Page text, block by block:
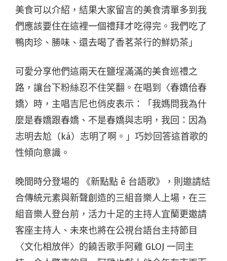
美食可以介紹，結果大家留言的美食清單多到我
們應該要住在這裡一個禮拜才吃得完。我們吃了
鴨肉珍、勝味、還去喝了香茗茶行的鮮奶茶」
可愛分享他們這兩天在鹽埕滿滿的美食巡禮之
路，讓台下粉絲忍不住笑翻。在唱到〈春嬌佮春
嬌〉時，主唱吉尼也俏皮表示：「我媽問我為什
麼是春嬌跟春嬌、不是春嬌與志明，我回：因為
志明去尬（ká）志明了啊。」巧妙回答這首歌的
性傾向意識。
晚間時分登場的 《新點點 ê 台語歌》，則邀請結
合傳統元素與新聲創造的三組音樂人上場，在三
組音樂人登台前，活力十足的主持人宜蘭更邀請
客座主持人、未來也將在公視台語台主持節目
〈文化相放伴〉的饒舌歌手阿雞 GLOJ 一同主